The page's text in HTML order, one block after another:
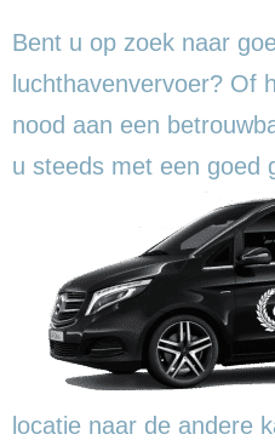
Bent u op zoek naar
luchthavenvervoer? Of
nood aan een
u steeds met een goed
locatie naar de andere